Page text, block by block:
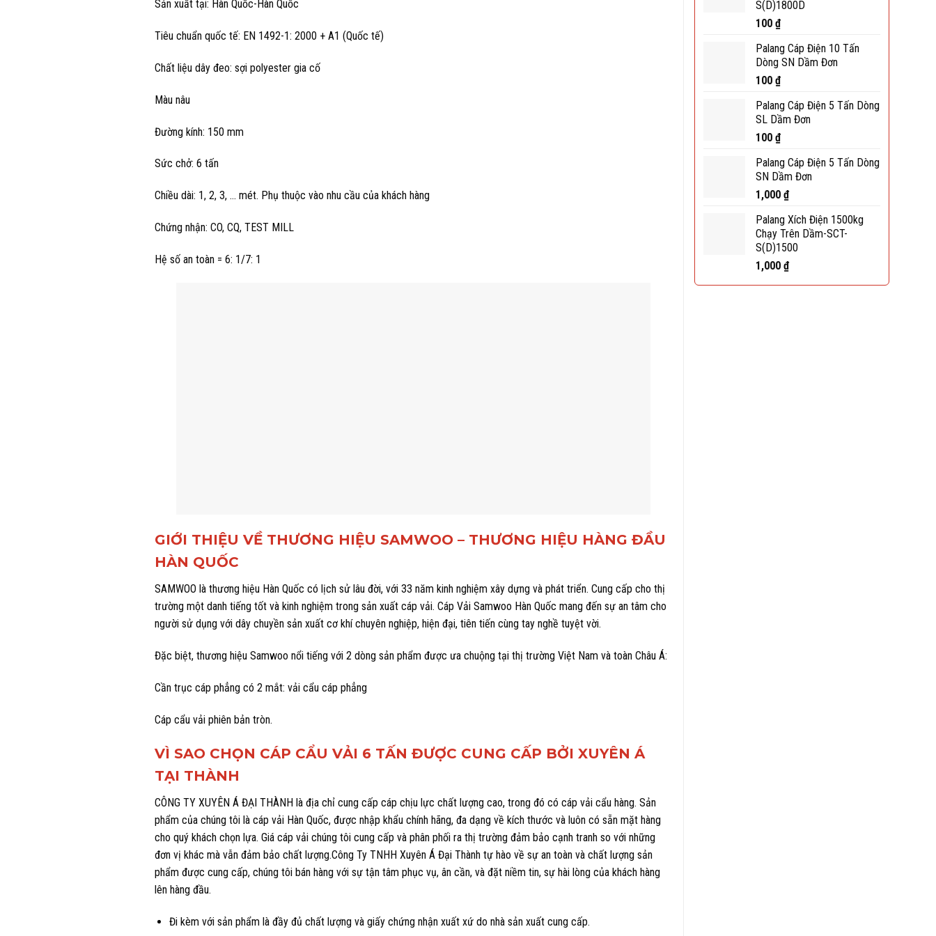
S(D)1800D
100 ₫
Palang Cáp Điện 10 Tấn
Dòng SN Dầm Đơn
100 ₫
Palang Cáp Điện 5 Tấn Dòng
SL Dầm Đơn
100 ₫
Palang Cáp Điện 5 Tấn Dòng
SN Dầm Đơn
1,000 ₫
Palang Xích Điện 1500kg
Chạy Trên Dầm-SCT-
S(D)1500
1,000 ₫
Sản xuất tại: Hàn Quốc-Hàn Quốc
Tiêu chuẩn quốc tế: EN 1492-1: 2000 + A1 (Quốc tế)
Chất liệu dây đeo: sợi polyester gia cố
Màu nâu
Đường kính: 150 mm
Sức chở: 6 tấn
Chiều dài: 1, 2, 3, … mét. Phụ thuộc vào nhu cầu của khách hàng
Chứng nhận: CO, CQ, TEST MILL
Hệ số an toàn = 6: 1/7: 1
GIỚI THIỆU VỀ THƯƠNG HIỆU SAMWOO – THƯƠNG HIỆU HÀNG ĐẦU
HÀN QUỐC
SAMWOO là thương hiệu Hàn Quốc có lịch sử lâu đời, với 33 năm kinh nghiệm xây dựng và phát triển. Cung cấp cho thị
trường một danh tiếng tốt và kinh nghiệm trong sản xuất cáp vải. Cáp Vải Samwoo Hàn Quốc mang đến sự an tâm cho
người sử dụng với dây chuyền sản xuất cơ khí chuyên nghiệp, hiện đại, tiên tiến cùng tay nghề tuyệt vời.
Đặc biệt, thương hiệu Samwoo nổi tiếng với 2 dòng sản phẩm được ưa chuộng tại thị trường Việt Nam và toàn Châu Á:
Cần trục cáp phẳng có 2 mắt: vải cẩu cáp phẳng
Cáp cẩu vải phiên bản tròn.
VÌ SAO CHỌN CÁP CẨU VẢI 6 TẤN ĐƯỢC CUNG CẤP BỞI XUYÊN Á
TẠI THÀNH
CÔNG TY XUYÊN Á ĐẠI THÀNH là địa chỉ cung cấp cáp chịu lực chất lượng cao, trong đó có cáp vải cẩu hàng. Sản
phẩm của chúng tôi là cáp vải Hàn Quốc, được nhập khẩu chính hãng, đa dạng về kích thước và luôn có sẵn mặt hàng
cho quý khách chọn lựa. Giá cáp vải chúng tôi cung cấp và phân phối ra thị trường đảm bảo cạnh tranh so với những
đơn vị khác mà vẫn đảm bảo chất lượng.Công Ty TNHH Xuyên Á Đại Thành tự hào về sự an toàn và chất lượng sản
phẩm được cung cấp, chúng tôi bán hàng với sự tận tâm phục vụ, ân cần, và đặt niềm tin, sự hài lòng của khách hàng
lên hàng đầu.
Đi kèm với sản phẩm là đầy đủ chất lượng và giấy chứng nhận xuất xứ do nhà sản xuất cung cấp.